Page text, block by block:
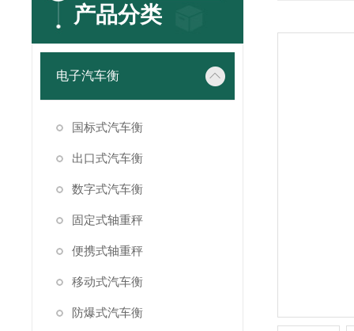
产品分类
电子汽车衡
国标式汽车衡
出口式汽车衡
数字式汽车衡
固定式轴重秤
便携式轴重秤
移动式汽车衡
防爆式汽车衡